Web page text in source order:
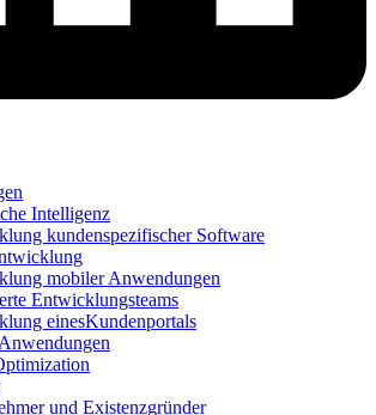
Intelligenz
kundenspezifischer Software
mobiler Anwendungen
Entwicklungsteams
einesKundenportals
und Existenzgründer